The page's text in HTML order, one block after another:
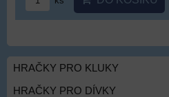
HRAČKY PRO KLUKY
HRAČKY PRO DÍVKY